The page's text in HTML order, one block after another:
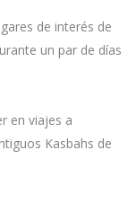
de interés de
un par de días
en viajes a
Kasbahs de